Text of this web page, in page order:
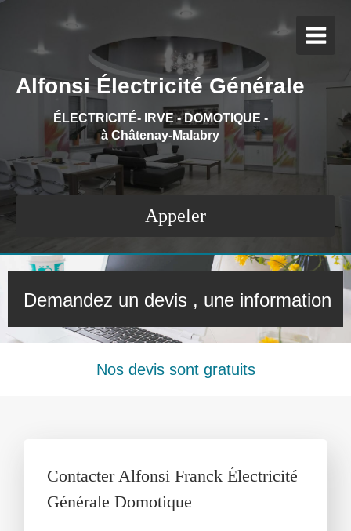
Alfonsi Électricité Générale
ÉLECTRICITÉ- IRVE - DOMOTIQUE -
à Châtenay-Malabry
Appeler
Demandez un devis , une information
Nos devis sont gratuits
Contacter Alfonsi Franck Électricité
Générale Domotique